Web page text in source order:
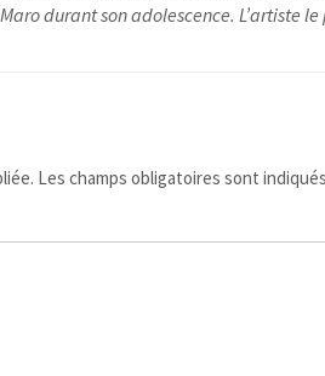
durant son adolescence. L’artiste
Les champs obligatoires sont